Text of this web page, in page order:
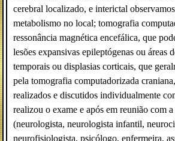
cerebral localizado, e interictal
metabolismo no local; tomografia
ressonância magnética encefálica, que
lesões expansivas epileptógenas ou áreas
temporais ou displasias corticais, que
pela tomografia computadorizada
realizados e discutidos individualmente
realizou o exame e após em reunião com
(neurologista, neurologista infantil,
neurofisiologista, psicólogo, enfermeira,